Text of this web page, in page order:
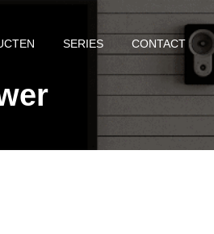
SERIES CONTACT